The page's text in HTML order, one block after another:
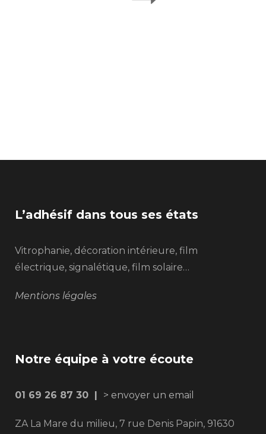
L’adhésif dans tous ses états
Vitrophanie, décoration intérieure, film
électrique, signalétique, film solaire…
Mentions légales
Notre équipe à votre écoute
01 69 26 87 30 | > envoyer un email
ZA La Mare du milieu, 7 rue Denis Papin, 91630